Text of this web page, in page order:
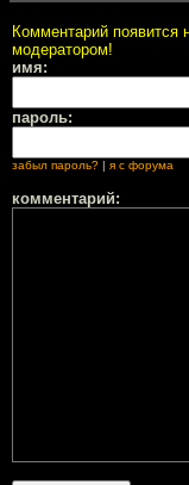
Комментарий появится
модератором!
имя:
пароль:
забыл пароль? | я с форума
комментарий: